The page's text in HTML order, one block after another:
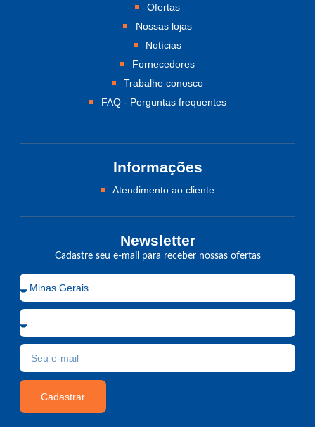
Ofertas
Nossas lojas
Notícias
Fornecedores
Trabalhe conosco
FAQ - Perguntas frequentes
Informações
Atendimento ao cliente
Newsletter
Cadastre seu e-mail para receber nossas ofertas
Cadastrar